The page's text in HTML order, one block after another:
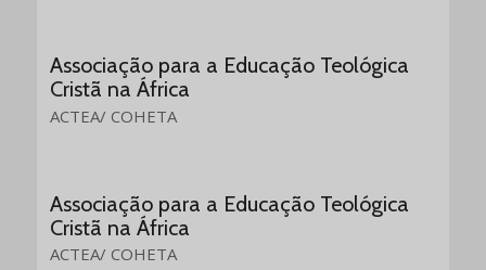
Associação para a Educação Teológica
Cristã na África
ACTEA/ COHETA
Associação para a Educação Teológica
Cristã na África
ACTEA/ COHETA